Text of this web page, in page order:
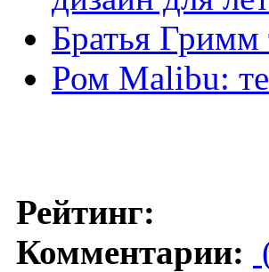
Братья Гримм
Ром Malibu:
Рейтинг:
Комментарии: